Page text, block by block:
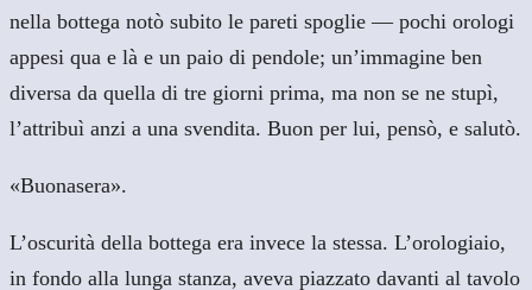
nella bottega notò subito le pareti spoglie — pochi orologi
appesi qua e là e un paio di pendole; un’immagine ben
diversa da quella di tre giorni prima, ma non se ne stupì,
l’attribuì anzi a una svendita. Buon per lui, pensò, e salutò.
«Buonasera».
L’oscurità della bottega era invece la stessa. L’orologiaio,
in fondo alla lunga stanza, aveva piazzato davanti al tavolo